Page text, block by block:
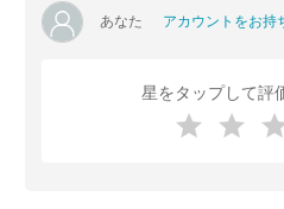
あなた アカウントをお持
星をタップして評